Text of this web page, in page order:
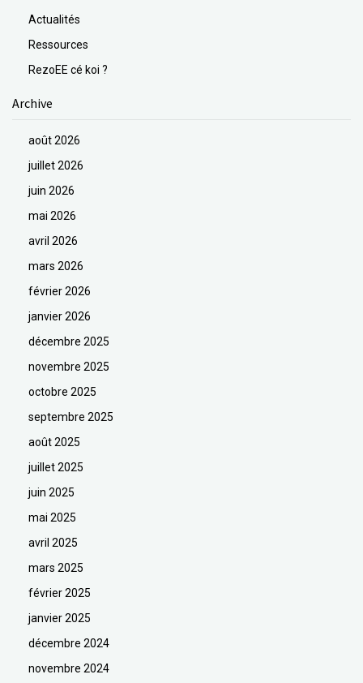
Actualités
Ressources
RezoEE cé koi ?
Archive
août 2026
juillet 2026
juin 2026
mai 2026
avril 2026
mars 2026
février 2026
janvier 2026
décembre 2025
novembre 2025
octobre 2025
septembre 2025
août 2025
juillet 2025
juin 2025
mai 2025
avril 2025
mars 2025
février 2025
janvier 2025
décembre 2024
novembre 2024